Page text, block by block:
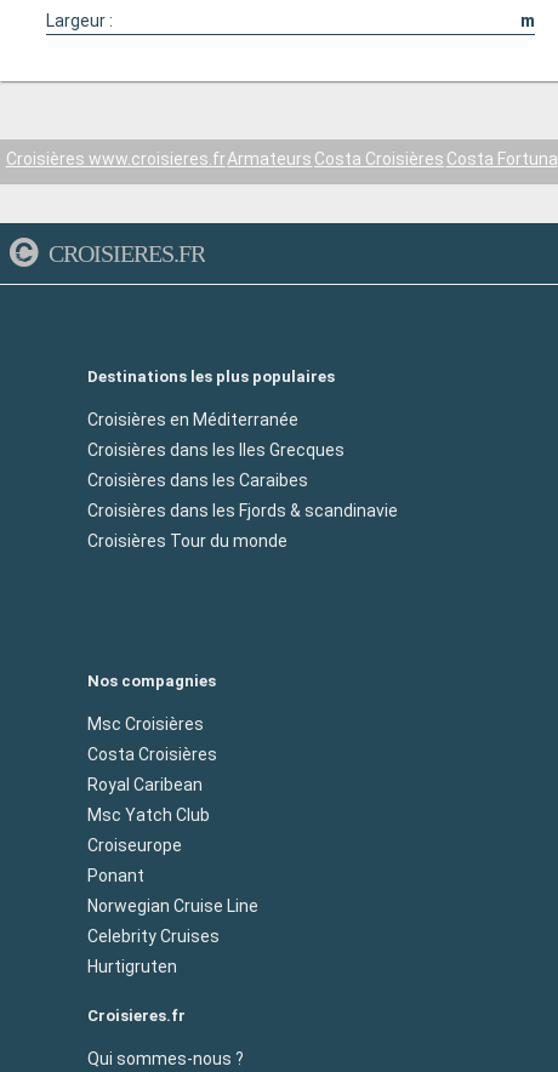
Largeur :
m
Croisières www.croisieres.frArmateurs Costa Croisières Costa Fortuna
CROISIERES.FR
Destinations les plus populaires
Croisières en Méditerranée
Croisières dans les Iles Grecques
Croisières dans les Caraibes
Croisières dans les Fjords & scandinavie
Croisières Tour du monde
Nos compagnies
Msc Croisières
Costa Croisières
Royal Caribean
Msc Yatch Club
Croiseurope
Ponant
Norwegian Cruise Line
Celebrity Cruises
Hurtigruten
Croisieres.fr
Qui sommes-nous ?